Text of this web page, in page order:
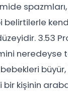
3.53
kişinin